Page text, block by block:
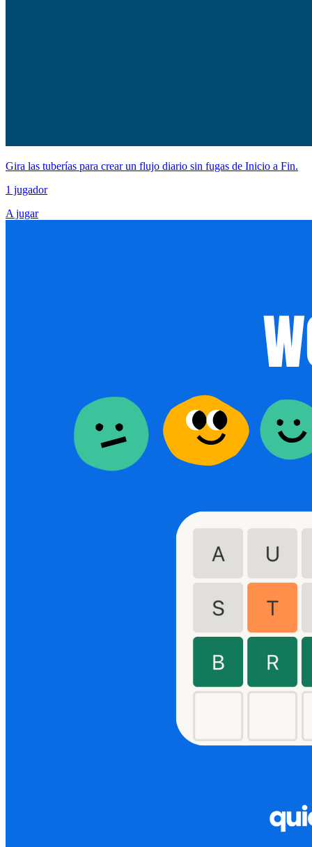
Gira las tuberías para crear un flujo diario sin fugas de Inicio a Fin.
1 jugador
A jugar